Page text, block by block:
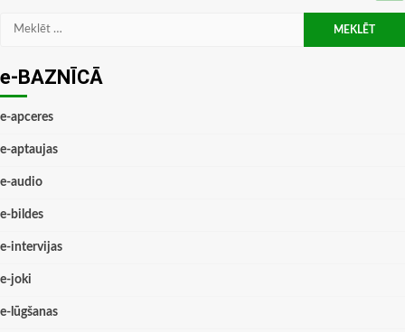
Meklēt:
e-BAZNĪCĀ
e-apceres
e-aptaujas
e-audio
e-bildes
e-intervijas
e-joki
e-lūgšanas